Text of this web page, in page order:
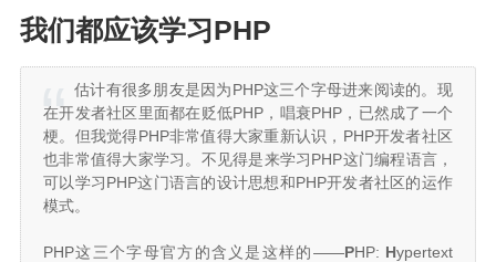
我们都应该学习PHP
估计有很多朋友是因为PHP这三个字母进来阅读的。现
在开发者社区里面都在贬低PHP，唱衰PHP，已然成了一个
梗。但我觉得PHP非常值得大家重新认识，PHP开发者社区
也非常值得大家学习。不见得是来学习PHP这门编程语言，
可以学习PHP这门语言的设计思想和PHP开发者社区的运作
模式。
PHP这三个字母官方的含义是这样的——PHP: Hypertext